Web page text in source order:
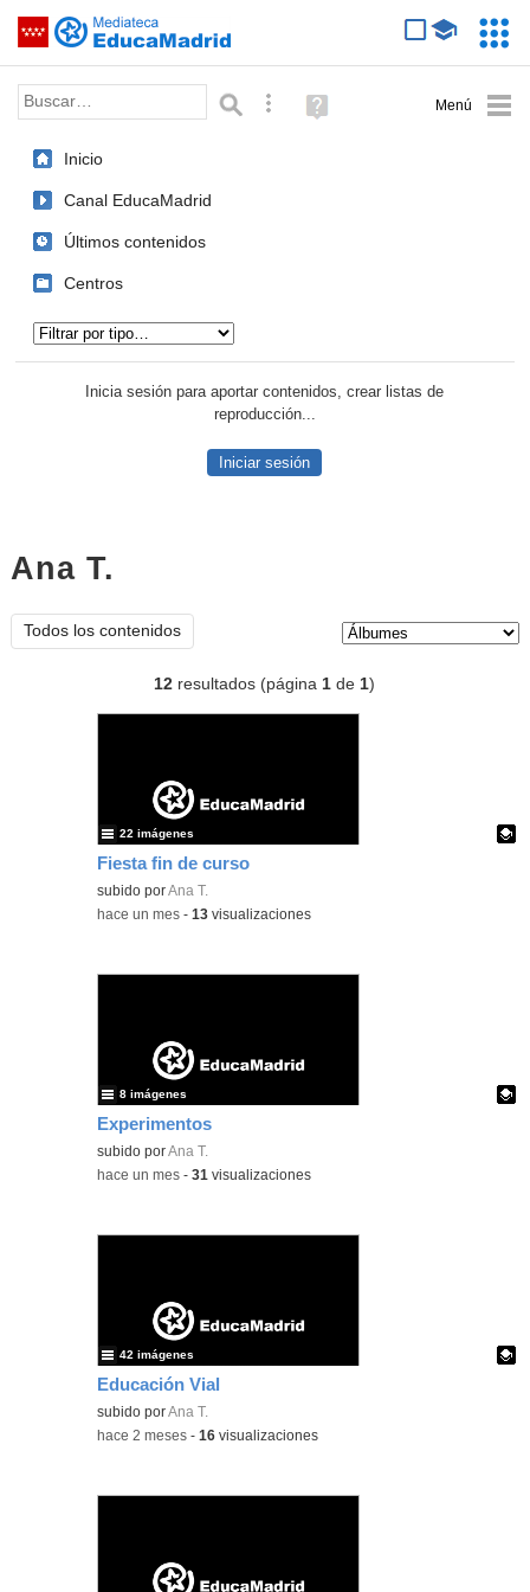
Saltar navegación
Palabra o frase: Búsqueda avanzada
Ayuda
(en
Inicio
Canal EducaMadrid
Últimos contenidos
Centros
Inicia sesión para aportar contenidos, crear listas de
reproducción...
Iniciar sesión
Ana T.
Todos los contenidos
12 resultados (página1 de1)
Fiesta fin de curso
Contenido educativo.
subido porAna T.
22 imágenes
-hace un mes -13 visualizaciones
Experimentos
Contenido educativo.
subido porAna T.
8 imágenes
-hace un mes -31 visualizaciones
Educación Vial
Contenido educativo.
subido porAna T.
42 imágenes
-hace 2 meses -16 visualizaciones